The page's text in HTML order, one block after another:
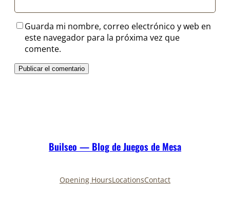
Guarda mi nombre, correo electrónico y web en
este navegador para la próxima vez que
comente.
Builseo — Blog de Juegos de Mesa
Opening HoursLocationsContact